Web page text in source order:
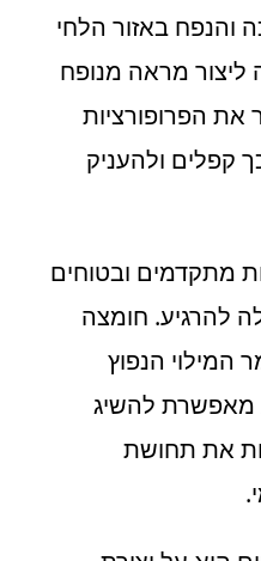
באזור הלחי
מראה מנופח
את הפרופורציות
קפלים ולהעניק
מתקדמים ובטוחים
להרגיע. חומצה
המילוי הנפוץ
מאפשרת להשיג
את תחושת